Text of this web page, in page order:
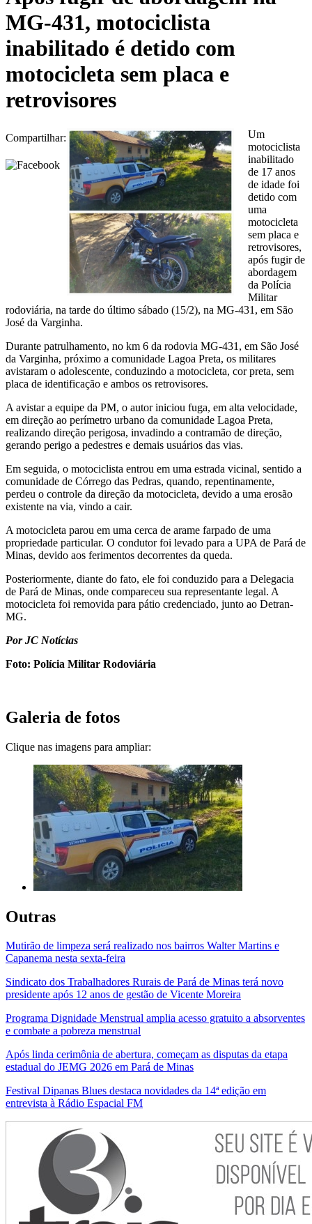
MG-431, motociclista
inabilitado é detido com
motocicleta sem placa e
retrovisores
Compartilhar:
Um
motociclista
inabilitado
de 17 anos
de idade foi
detido com
uma
motocicleta
sem placa e
retrovisores,
após fugir de
abordagem
da Polícia
Militar
rodoviária, na tarde do último sábado (15/2), na MG-431, em São
José da Varginha.
Durante patrulhamento, no km 6 da rodovia MG-431, em São José
da Varginha, próximo a comunidade Lagoa Preta, os militares
avistaram o adolescente, conduzindo a motocicleta, cor preta, sem
placa de identificação e ambos os retrovisores.
A avistar a equipe da PM, o autor iniciou fuga, em alta velocidade,
em direção ao perímetro urbano da comunidade Lagoa Preta,
realizando direção perigosa, invadindo a contramão de direção,
gerando perigo a pedestres e demais usuários das vias.
Em seguida, o motociclista entrou em uma estrada vicinal, sentido a
comunidade de Córrego das Pedras, quando, repentinamente,
perdeu o controle da direção da motocicleta, devido a uma erosão
existente na via, vindo a cair.
A motocicleta parou em uma cerca de arame farpado de uma
propriedade particular. O condutor foi levado para a UPA de Pará de
Minas, devido aos ferimentos decorrentes da queda.
Posteriormente, diante do fato, ele foi conduzido para a Delegacia
de Pará de Minas, onde compareceu sua representante legal. A
motocicleta foi removida para pátio credenciado, junto ao Detran-
MG.
Por JC Notícias
Foto: Polícia Militar Rodoviária
Galeria de fotos
Clique nas imagens para ampliar:
Outras
Mutirão de limpeza será realizado nos bairros Walter Martins e
Capanema nesta sexta-feira
Sindicato dos Trabalhadores Rurais de Pará de Minas terá novo
presidente após 12 anos de gestão de Vicente Moreira
Programa Dignidade Menstrual amplia acesso gratuito a absorventes
e combate a pobreza menstrual
Após linda cerimônia de abertura, começam as disputas da etapa
estadual do JEMG 2026 em Pará de Minas
Festival Dipanas Blues destaca novidades da 14ª edição em
entrevista à Rádio Espacial FM